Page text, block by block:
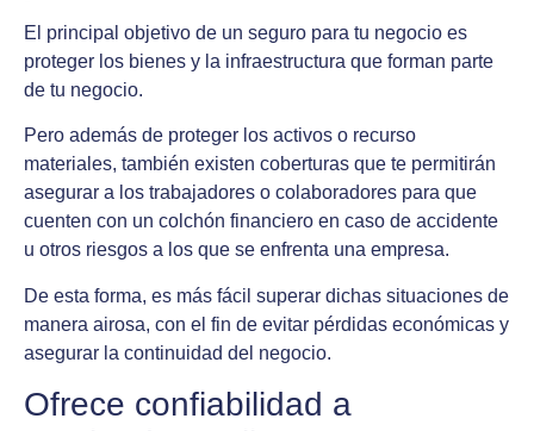
El principal objetivo de un seguro para tu negocio es
proteger los bienes y la infraestructura que forman parte
de tu negocio.
Pero además de proteger los activos o recurso
materiales, también existen coberturas que te permitirán
asegurar a los trabajadores o colaboradores para que
cuenten con un colchón financiero en caso de accidente
u otros riesgos a los que se enfrenta una empresa.
De esta forma, es más fácil superar dichas situaciones de
manera airosa, con el fin de evitar pérdidas económicas y
asegurar la continuidad del negocio.
Ofrece confiabilidad a